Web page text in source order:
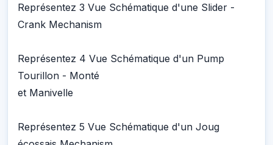
Représentez 3 Vue Schématique d'une Slider -
Crank Mechanism
Représentez 4 Vue Schématique d'un Pump
Tourillon - Monté
et Manivelle
Représentez 5 Vue Schématique d'un Joug